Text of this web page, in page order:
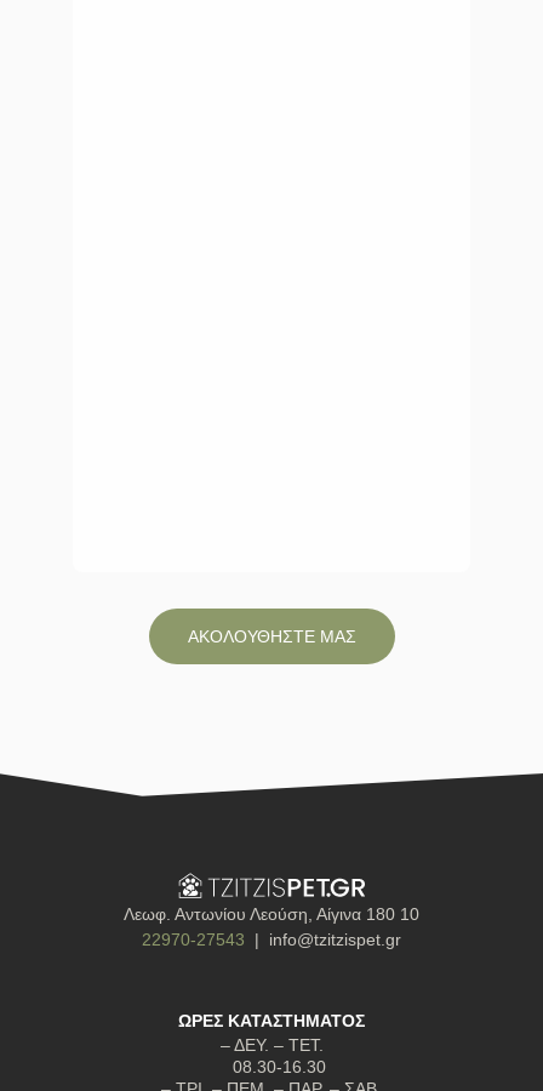
ΑΚΟΛΟΥΘΗΣΤΕ ΜΑΣ
Λεωφ. Αντωνίου Λεούση, Αίγινα 180 10
22970-27543 | info@tzitzispet.gr
ΩΡΕΣ ΚΑΤΑΣΤΗΜΑΤΟΣ
– ΔΕΥ. – ΤΕΤ.
08.30-16.30